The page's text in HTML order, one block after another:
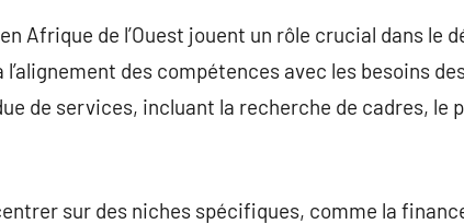
Afrique de l’Ouest jouent un rôle crucial dans le
des compétences avec les besoins
de services, incluant la recherche de cadres, le
sur des niches spécifiques, comme la